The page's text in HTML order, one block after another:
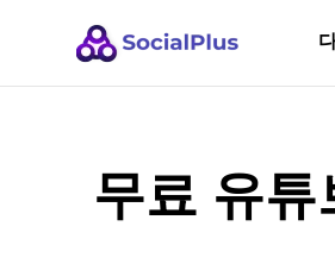
무료 유